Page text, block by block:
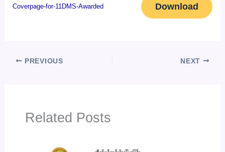
Coverpage-for-11DMS-Awarded Download
PREVIOUS NEXT
Related Posts